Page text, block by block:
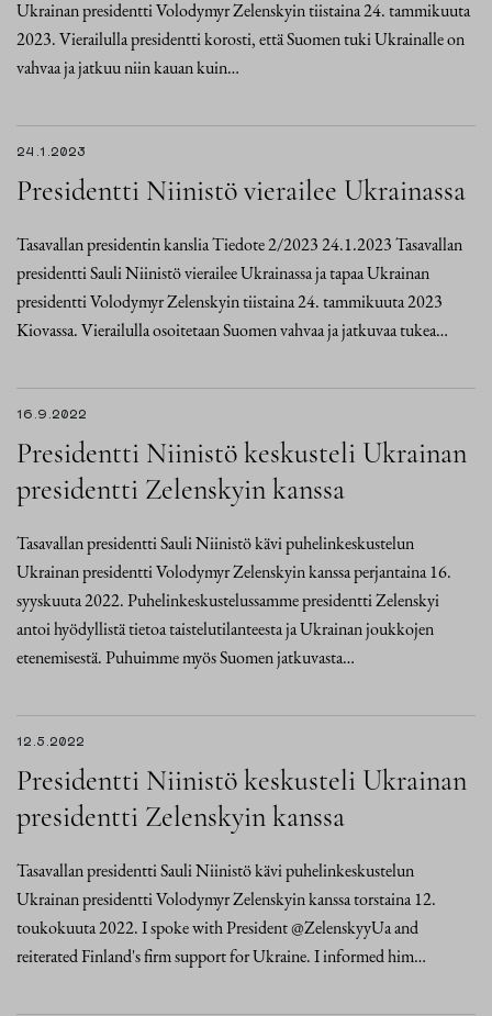
Ukrainan presidentti Volodymyr Zelenskyin tiistaina 24. tammikuuta
2023. Vierailulla presidentti korosti, että Suomen tuki Ukrainalle on
vahvaa ja jatkuu niin kauan kuin…
24.1.2023
Presidentti Niinistö vierailee Ukrainassa
Tasavallan presidentin kanslia Tiedote 2/2023 24.1.2023 Tasavallan
presidentti Sauli Niinistö vierailee Ukrainassa ja tapaa Ukrainan
presidentti Volodymyr Zelenskyin tiistaina 24. tammikuuta 2023
Kiovassa. Vierailulla osoitetaan Suomen vahvaa ja jatkuvaa tukea…
16.9.2022
Presidentti Niinistö keskusteli Ukrainan
presidentti Zelenskyin kanssa
Tasavallan presidentti Sauli Niinistö kävi puhelinkeskustelun
Ukrainan presidentti Volodymyr Zelenskyin kanssa perjantaina 16.
syyskuuta 2022. Puhelinkeskustelussamme presidentti Zelenskyi
antoi hyödyllistä tietoa taistelutilanteesta ja Ukrainan joukkojen
etenemisestä. Puhuimme myös Suomen jatkuvasta…
12.5.2022
Presidentti Niinistö keskusteli Ukrainan
presidentti Zelenskyin kanssa
Tasavallan presidentti Sauli Niinistö kävi puhelinkeskustelun
Ukrainan presidentti Volodymyr Zelenskyin kanssa torstaina 12.
toukokuuta 2022. I spoke with President @ZelenskyyUa and
reiterated Finland's firm support for Ukraine. I informed him…